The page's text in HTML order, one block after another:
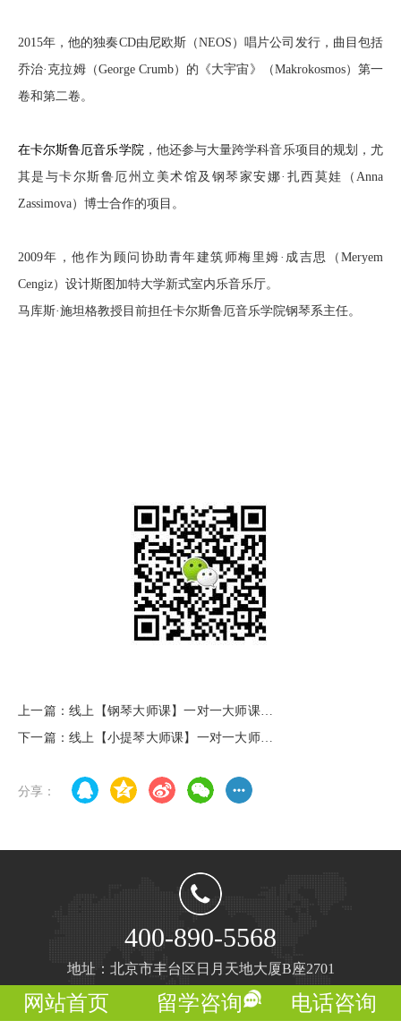
2015年，他的独奏CD由尼欧斯（NEOS）唱片公司发行，曲目包括
乔治·克拉姆（George Crumb）的《大宇宙》（Makrokosmos）第一
卷和第二卷。
在卡尔斯鲁厄音乐学院，他还参与大量跨学科音乐项目的规划，尤
其是与卡尔斯鲁厄州立美术馆及 钢琴家安娜·扎西莫娃（Anna
Zassimova）博士合作的项目。
2009年，他作为顾问协助青年建筑师梅里姆·成吉思（Meryem
Cengiz）设计斯图加特大学新式室内乐音乐厅。
马库斯·施坦格教授目前担任卡尔斯鲁厄音乐学院钢琴系主任。
上一篇：线上【钢琴大师课】一对一大师课系
列——德国法兰克福音乐学院奥利弗·克恩
下一篇：线上【小提琴大师课】一对一大师课
克·巴尔斯(Ulrike Bals)教授
分享：
400-890-5568
地址：北京市丰台区日月天地大厦B座2701
Copyright ©北京慧禾文化传播有限公司版权所有
网站首页 留学咨询 电话咨询